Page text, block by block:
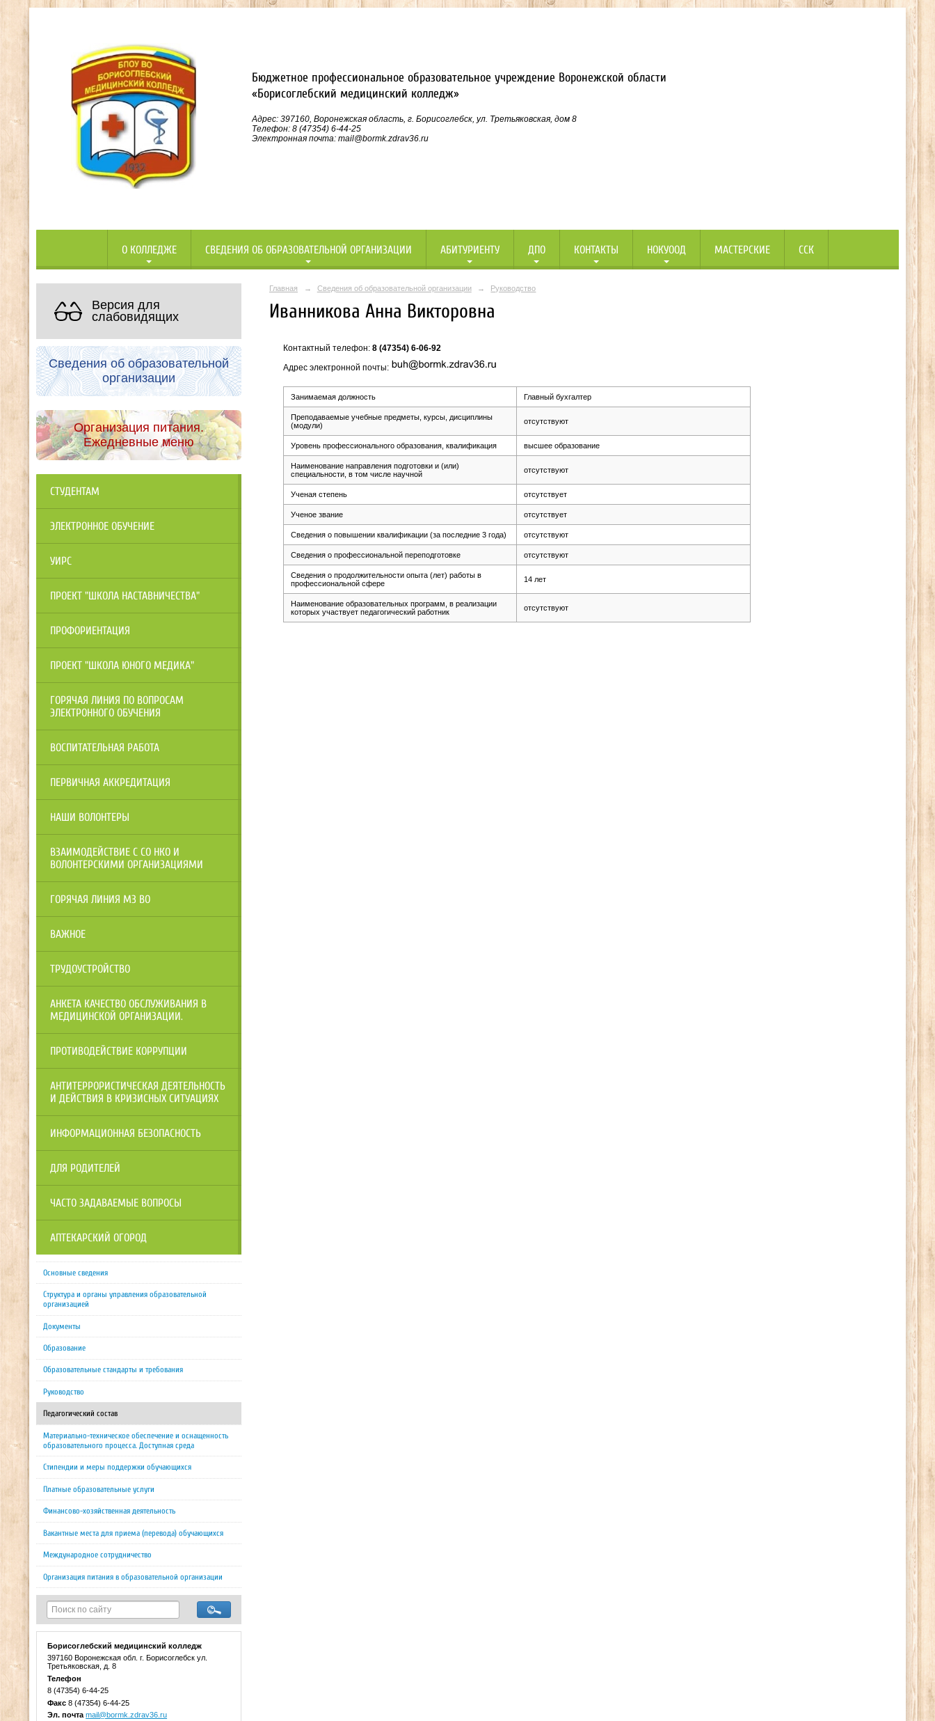
Бюджетное профессиональное образовательное учреждение Воронежской области
«Борисоглебский медицинский колледж»
Адрес: 397160, Воронежская область, г. Борисоглебск, ул. Третьяковская, дом 8
Телефон: 8 (47354) 6-44-25
Электронная почта: mail@bormk.zdrav36.ru
О КОЛЛЕДЖЕ СВЕДЕНИЯ ОБ ОБРАЗОВАТЕЛЬНОЙ ОРГАНИЗАЦИИ АБИТУРИЕНТУ ДПО КОНТАКТЫ НОКУООД МАСТЕРСКИЕ ССК
Версия для
слабовидящих
Сведения об образовательной
организации
Организация питания.
Ежедневные меню
СТУДЕНТАМ
ЭЛЕКТРОННОЕ ОБУЧЕНИЕ
УИРС
ПРОЕКТ "ШКОЛА НАСТАВНИЧЕСТВА"
ПРОФОРИЕНТАЦИЯ
ПРОЕКТ "ШКОЛА ЮНОГО МЕДИКА"
ГОРЯЧАЯ ЛИНИЯ ПО ВОПРОСАМ
ЭЛЕКТРОННОГО ОБУЧЕНИЯ
ВОСПИТАТЕЛЬНАЯ РАБОТА
ПЕРВИЧНАЯ АККРЕДИТАЦИЯ
НАШИ ВОЛОНТЕРЫ
ВЗАИМОДЕЙСТВИЕ С СО НКО И
ВОЛОНТЕРСКИМИ ОРГАНИЗАЦИЯМИ
ГОРЯЧАЯ ЛИНИЯ МЗ ВО
ВАЖНОЕ
ТРУДОУСТРОЙСТВО
АНКЕТА КАЧЕСТВО ОБСЛУЖИВАНИЯ В
МЕДИЦИНСКОЙ ОРГАНИЗАЦИИ.
ПРОТИВОДЕЙСТВИЕ КОРРУПЦИИ
АНТИТЕРРОРИСТИЧЕСКАЯ ДЕЯТЕЛЬНОСТЬ
И ДЕЙСТВИЯ В КРИЗИСНЫХ СИТУАЦИЯХ
ИНФОРМАЦИОННАЯ БЕЗОПАСНОСТЬ
ДЛЯ РОДИТЕЛЕЙ
ЧАСТО ЗАДАВАЕМЫЕ ВОПРОСЫ
АПТЕКАРСКИЙ ОГОРОД
Основные сведения
Структура и органы управления образовательной
организацией
Документы
Образование
Образовательные стандарты и требования
Руководство
Педагогический состав
Материально-техническое обеспечение и оснащенность
образовательного процесса. Доступная среда
Стипендии и меры поддержки обучающихся
Платные образовательные услуги
Финансово-хозяйственная деятельность
Вакантные места для приема (перевода) обучающихся
Международное сотрудничество
Организация питания в образовательной организации
Борисоглебский медицинский колледж
397160 Воронежская обл. г. Борисоглебск ул.
Третьяковская, д. 8
Телефон
8 (47354) 6-44-25
Факс 8 (47354) 6-44-25
Эл. почта mail@bormk.zdrav36.ru
Главная → Сведения об образовательной организации → Руководство
Иванникова Анна Викторовна
Контактный телефон: 8 (47354) 6-06-92
Адрес электронной почты:
Занимаемая должность Главный бухгалтер
Преподаваемые учебные предметы, курсы, дисциплины
(модули)
отсутствуют
Уровень профессионального образования, квалификация высшее образование
Наименование направления подготовки и (или)
специальности, в том числе научной
отсутствуют
Ученая степень отсутствует
Ученое звание отсутствует
Сведения о повышении квалификации (за последние 3 года) отсутствуют
Сведения о профессиональной переподготовке отсутствуют
Сведения о продолжительности опыта (лет) работы в
профессиональной сфере
14 лет
Наименование образовательных программ, в реализации
которых участвует педагогический работник
отсутствуют